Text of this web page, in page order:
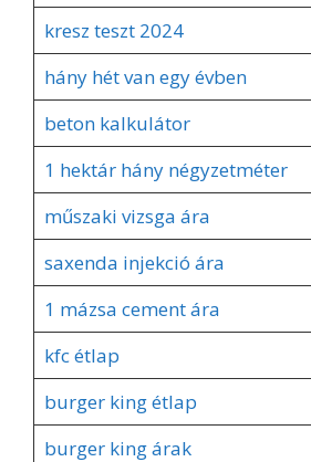
kresz teszt 2024
hány hét van egy évben
beton kalkulátor
1 hektár hány négyzetméter
műszaki vizsga ára
saxenda injekció ára
1 mázsa cement ára
kfc étlap
burger king étlap
burger king árak